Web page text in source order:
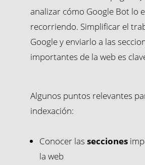
analizar cómo Google Bot lo
recorriendo. Simplificar el
Google y enviarlo a las
importantes de la web es
Algunos puntos relevantes
indexación:
Conocer las secciones
la web